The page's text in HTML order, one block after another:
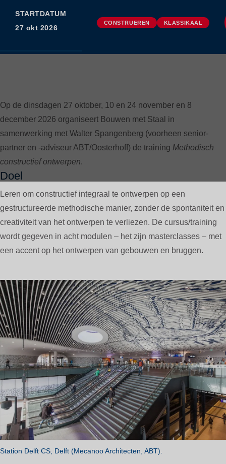
STARTDATUM
27 okt 2026
CONSTRUEREN KLASSIKAAL
CONTENT
Op de dinsdagen 27 oktober, 10 en 24 november en 8
december 2026 organiseert Bouwen met Staal in
samenwerking met Walter Spangenberg (voorheen senior-
partner en -adviseur ABT/Oosterhoff) de training Methodisch
constructief ontwerpen.
Doel
Leren om constructief integraal te ontwerpen op een
gestructureerde methodische manier, zonder de spontaniteit en
creativiteit van het ontwerpen te verliezen. De cursus/training
wordt gegeven in acht modulen – het zijn masterclasses – met
een accent op het ontwerpen van gebouwen en bruggen.
Station Delft CS, Delft (Mecanoo Architecten, ABT).